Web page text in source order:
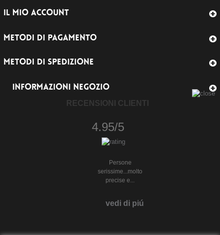
IL MIO ACCOUNT
METODI DI PAGAMENTO
METODI DI SPEDIZIONE
INFORMAZIONI NEGOZIO
RECENSIONI CLIENTI
4.95/5
Persone
serissime...molto
precise e...
vedi di piú